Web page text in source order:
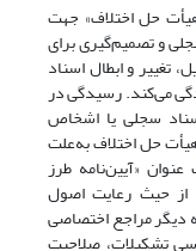
‌حل ‌اختلاف» جهت
و تصمیم‌گیری برای
تغییر و ابطال اسناد
رسیدگی می‌کند. رسیدگی در
سجلی یا اشخاص
حل اختلاف به‌علت
«آیین‌نامه طرز
از حیث رعایت اصول
دیگر مراجع اختصاصی
تشکیلات، صلاحیت